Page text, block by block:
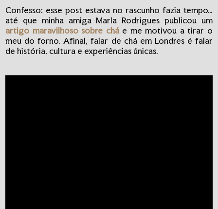
Confesso: esse post estava no rascunho fazia tempo…
até que minha amiga Marla Rodrigues publicou um
artigo maravilhoso sobre cháe me motivou a tirar o
meu do forno. Afinal, falar de chá em Londres é falar
de história, cultura e experiências únicas.